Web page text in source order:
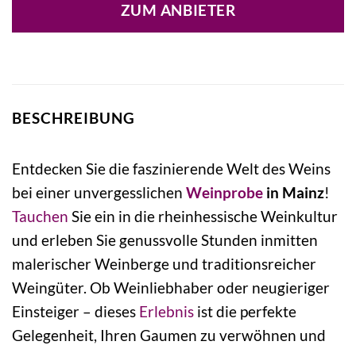
ZUM ANBIETER
BESCHREIBUNG
Entdecken Sie die faszinierende Welt des Weins
bei einer unvergesslichen Weinprobe in Mainz!
Tauchen Sie ein in die rheinhessische Weinkultur
und erleben Sie genussvolle Stunden inmitten
malerischer Weinberge und traditionsreicher
Weingüter. Ob Weinliebhaber oder neugieriger
Einsteiger – dieses Erlebnis ist die perfekte
Gelegenheit, Ihren Gaumen zu verwöhnen und